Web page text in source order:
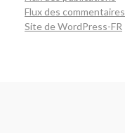
Flux des commentaires
Site de WordPress-FR